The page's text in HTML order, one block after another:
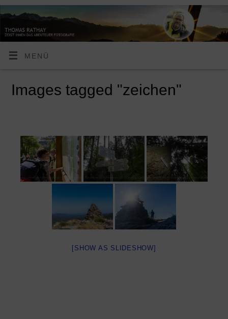
MENÜ
Images tagged "zeichen"
[SHOW AS SLIDESHOW]